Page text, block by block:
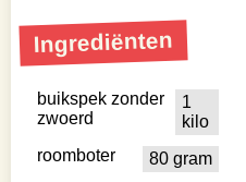
Ingrediënten
buikspek zonder
zwoerd
1
kilo
roomboter
80 gram